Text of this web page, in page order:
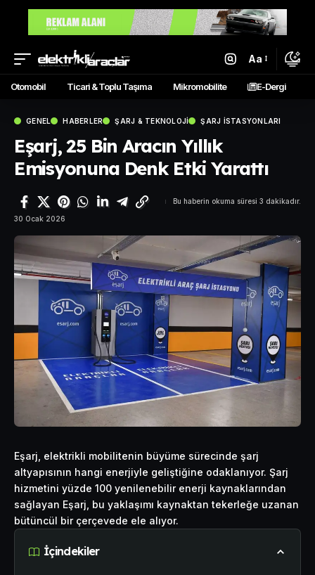
Aa
Otomobil Ticari & Toplu Taşıma Mikromobilite E-Dergi
GENEL HABERLER ŞARJ & TEKNOLOJI ŞARJ İSTASYONLARI
Eşarj, 25 Bin Aracın Yıllık
Emisyonuna Denk Etki Yarattı
30 Ocak 2026
Bu haberin okuma süresi 3 dakikadır.
Eşarj, elektrikli mobilitenin büyüme sürecinde şarj
altyapısının hangi enerjiyle geliştiğine odaklanıyor. Şarj
hizmetini yüzde 100 yenilenebilir enerji kaynaklarından
sağlayan Eşarj, bu yaklaşımı kaynaktan tekerleğe uzanan
bütüncül bir çerçevede ele alıyor.
İçindekiler